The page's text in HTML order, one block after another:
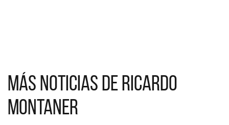
Más noticias de Ricardo
Montaner